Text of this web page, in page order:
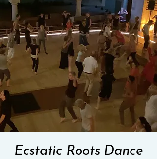
Ecstatic Roots Dance